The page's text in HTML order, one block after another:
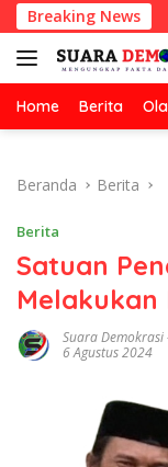
Langsung
ke
konten
Breaking News
Home Berita
Beranda Berita
Berita
Satuan
Melakukan
Suara Demokrasi
6 Agustus 2024